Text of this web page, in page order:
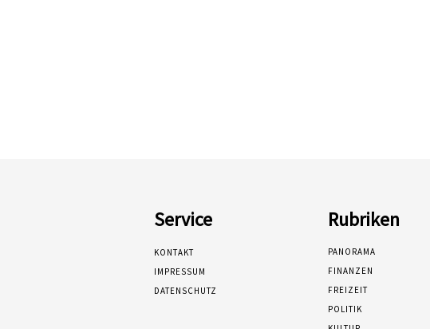
Service
KONTAKT
IMPRESSUM
DATENSCHUTZ
Rubriken
PANORAMA
FINANZEN
FREIZEIT
POLITIK